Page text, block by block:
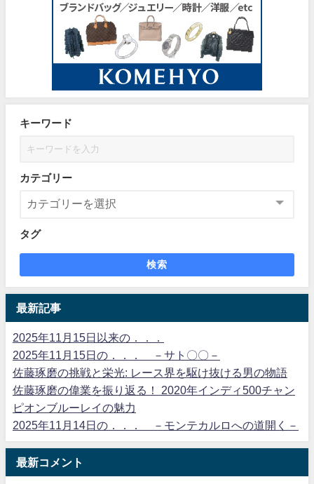
キーワード
カテゴリー
タグ
検索
最新記事
2025年11月15日以来の．．．
2025年11月15日の．．． －サト〇〇－
佐藤琢磨の挑戦と栄光: レース界を駆け抜ける男の物語
佐藤琢磨の偉業を振り返る！ 2020年インディ500チャン
ピオンブルーレイの魅力
2025年11月14日の．．． －モンテカルロへの道開く－
最新コメント